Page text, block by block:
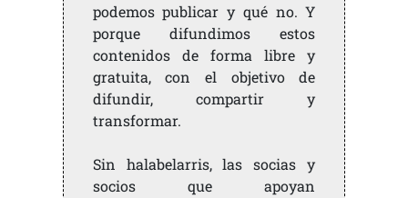
podemos publicar y qué no. Y
porque difundimos estos
contenidos de forma libre y
gratuita, con el objetivo de
difundir, compartir y
transformar.
Sin halabelarris, las socias y
socios que apoyan